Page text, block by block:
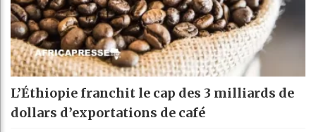
L’Éthiopie franchit le cap des 3 milliards de
dollars d’exportations de café